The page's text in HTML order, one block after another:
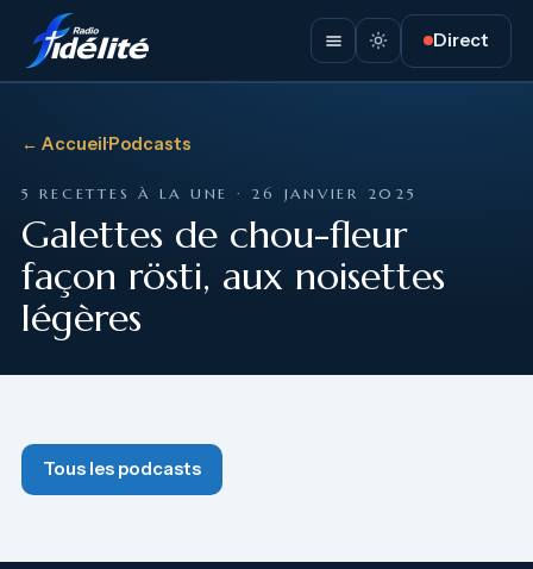
Direct
← Accueil·Podcasts
5 RECETTES À LA UNE · 26 JANVIER 2025
Galettes de chou-fleur
façon rösti, aux noisettes
légères
Tous les podcasts